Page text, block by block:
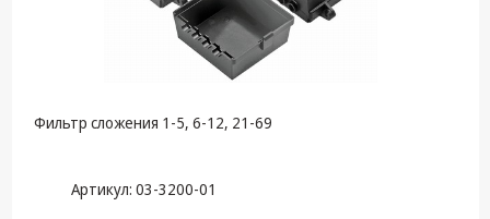
Фильтр сложения 1-5, 6-12, 21-69
Артикул: 03-3200-01